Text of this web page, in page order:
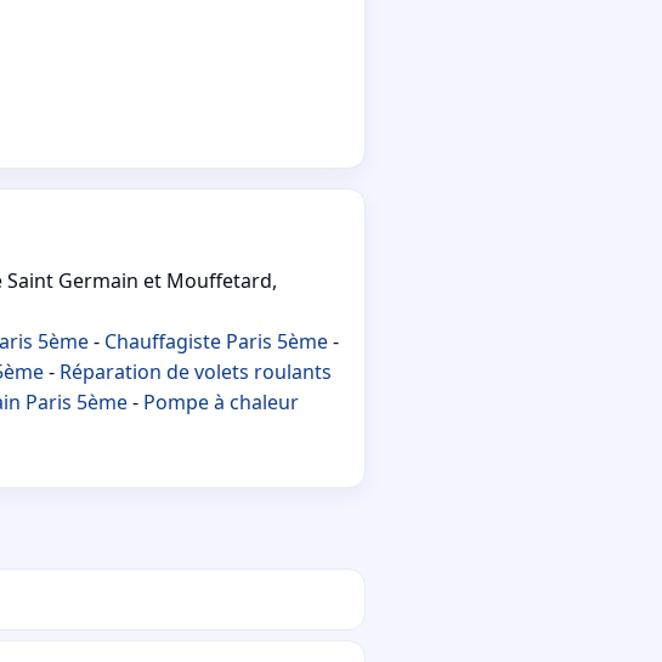
Germain et Mouffetard,
5ème- Chauffagiste Paris 5ème-
- Réparation de volets roulants
Paris 5ème- Pompe à chaleur